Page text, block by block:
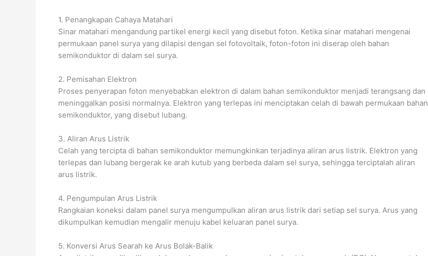
1. Penangkapan Cahaya Matahari
Sinar matahari mengandung partikel energi kecil yang disebut foton. Ketika sinar matahari mengenai
permukaan panel surya yang dilapisi dengan sel fotovoltaik, foton-foton ini diserap oleh bahan
semikonduktor di dalam sel surya.
2. Pemisahan Elektron
Proses penyerapan foton menyebabkan elektron di dalam bahan semikonduktor menjadi terangsang dan
meninggalkan posisi normalnya. Elektron yang terlepas ini menciptakan celah di bawah permukaan bahan
semikonduktor, yang disebut lubang.
3. Aliran Arus Listrik
Celah yang tercipta di bahan semikonduktor memungkinkan terjadinya aliran arus listrik. Elektron yang
terlepas dan lubang bergerak ke arah kutub yang berbeda dalam sel surya, sehingga terciptalah aliran
arus listrik.
4. Pengumpulan Arus Listrik
Rangkaian koneksi dalam panel surya mengumpulkan aliran arus listrik dari setiap sel surya. Arus yang
dikumpulkan kemudian mengalir menuju kabel keluaran panel surya.
5. Konversi Arus Searah ke Arus Bolak-Balik